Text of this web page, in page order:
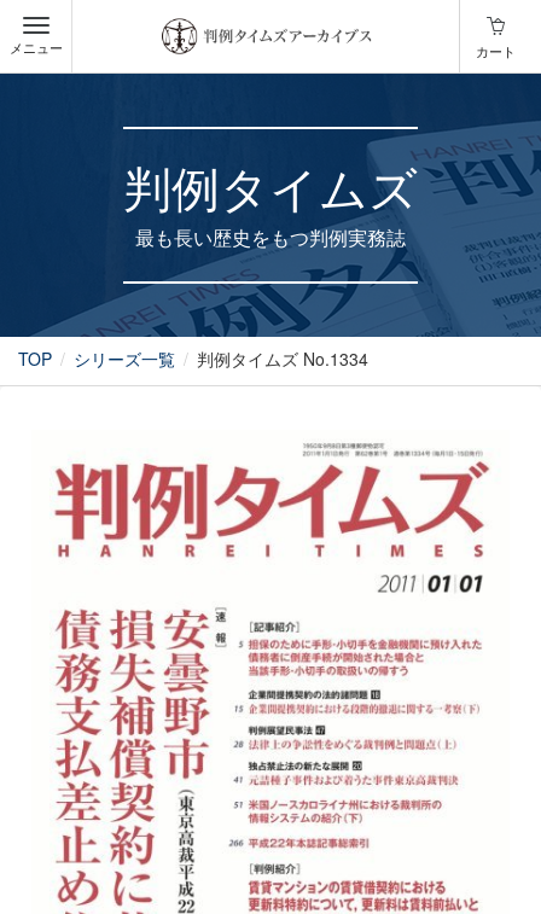
メニュー カート
判例タイムズ
最も長い歴史をもつ判例実務誌
TOP シリーズ一覧 判例タイムズ No.1334